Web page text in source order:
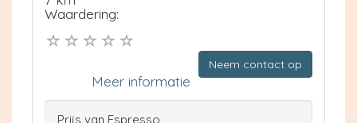
Waardering:
Neem contact op
Meer informatie
Prijs van Espresso